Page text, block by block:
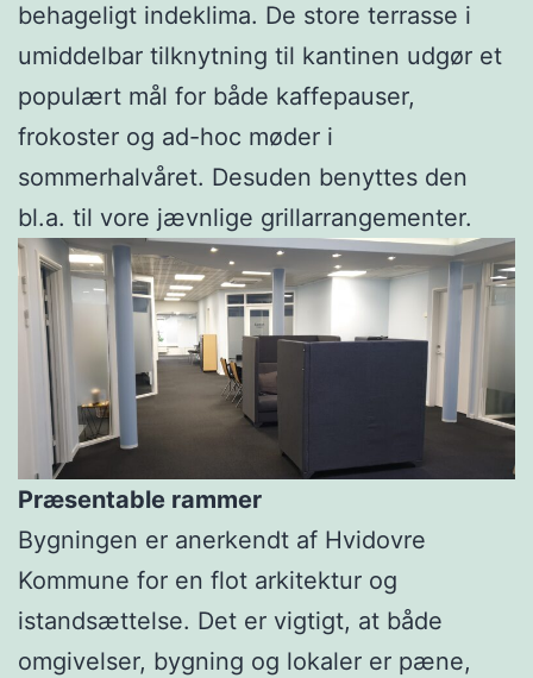
behageligt indeklima. De store terrasse i
umiddelbar tilknytning til kantinen udgør et
populært mål for både kaffepauser,
frokoster og ad-hoc møder i
sommerhalvåret. Desuden benyttes den
bl.a. til vore jævnlige grillarrangementer.
Præsentable rammer
Bygningen er anerkendt af Hvidovre
Kommune for en flot arkitektur og
istandsættelse. Det er vigtigt, at både
omgivelser, bygning og lokaler er pæne,